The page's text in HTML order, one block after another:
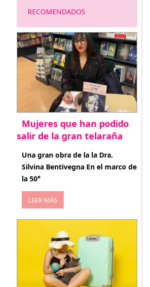
RECOMENDADOS
Mujeres que han podido
salir de la gran telaraña
abril 29, 2026
Una gran obra de la la Dra.
Silvina Bentivegna En el marco de
la 50°
LEER MÁS